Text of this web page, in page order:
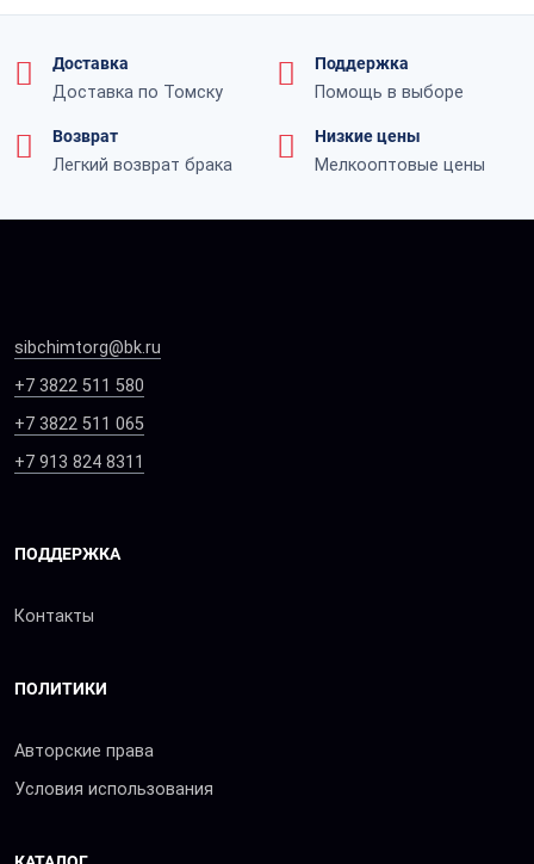
Доставка
Доставка по Томску
Поддержка
Помощь в выборе
Возврат
Легкий возврат брака
Низкие цены
Мелкооптовые цены
sibchimtorg@bk.ru
+7 3822 511 580
+7 3822 511 065
+7 913 824 8311
ПОДДЕРЖКА
Контакты
ПОЛИТИКИ
Авторские права
Условия использования